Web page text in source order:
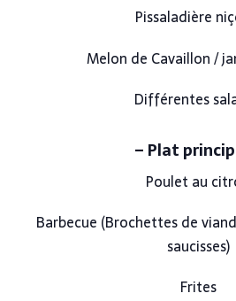
Pissaladière
Melon de Cavaillon /
Différentes
– Plat
Poulet au
Barbecue (Brochettes de
saucisses)
Frites